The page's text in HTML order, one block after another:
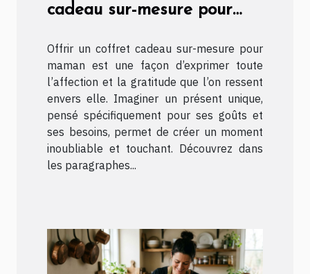
cadeau sur-mesure pour
Offrir un coffret cadeau sur-mesure pour
maman est une façon d’exprimer toute
l’affection et la gratitude que l’on ressent
envers elle. Imaginer un présent unique,
pensé spécifiquement pour ses goûts et
ses besoins, permet de créer un moment
inoubliable et touchant. Découvrez dans
les paragraphes...